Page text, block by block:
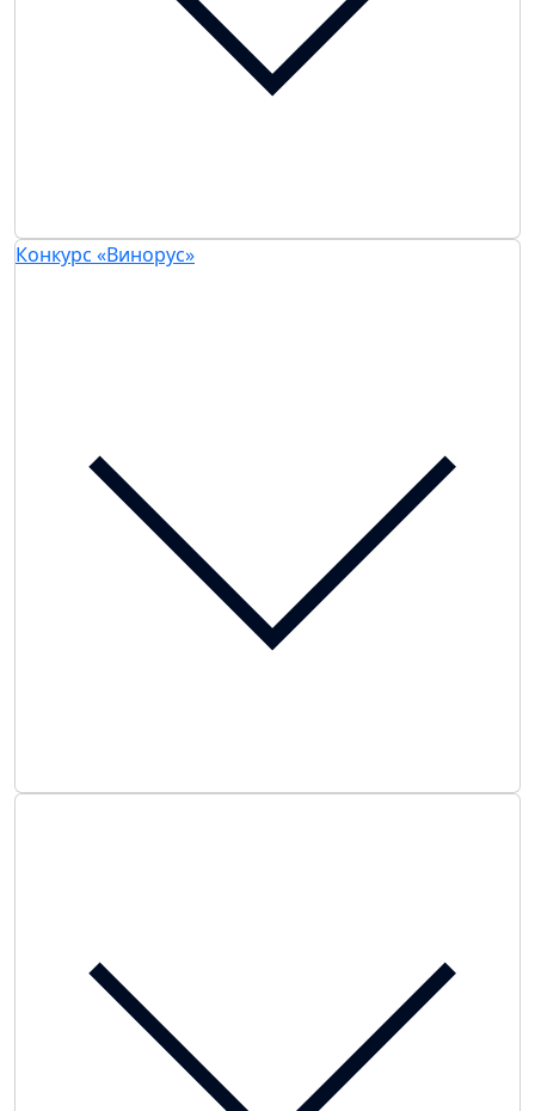
Конкурс «Винорус»